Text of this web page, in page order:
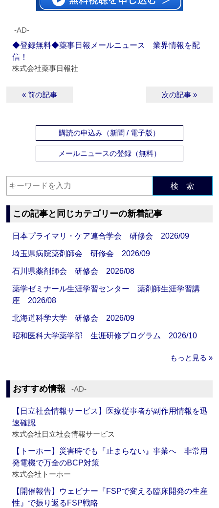
‐AD‐
◆登録無料◆薬事日報メールニュース 業界情報を配
信！
株式会社薬事日報社
« 前の記事 次の記事 »
購読の申込み（新聞 / 電子版）
メールニュースの登録（無料）
検 索
この記事と同じカテゴリーの新着記事
日本プライマリ・ケア連合学会 研修会 2026/09
埼玉県病院薬剤師会 研修会 2026/09
石川県薬剤師会 研修会 2026/08
薬学ゼミナール生涯学習センター 薬剤師生涯学習講
座 2026/08
北海道科学大学 研修会 2026/09
昭和医科大学薬学部 生涯研修プログラム 2026/10
もっと見る »
おすすめ情報 ‐AD‐
【日立社会情報サービス】医療従事者が副作用情報を迅
速確認
株式会社日立社会情報サービス
【トーホー】災害時でも『止まらない』事業へ 非常用
発電機で万全のBCP対策
株式会社トーホー
【開催報告】ウェビナー『FSPで変える臨床開発の生産
性』で振り返るFSP戦略